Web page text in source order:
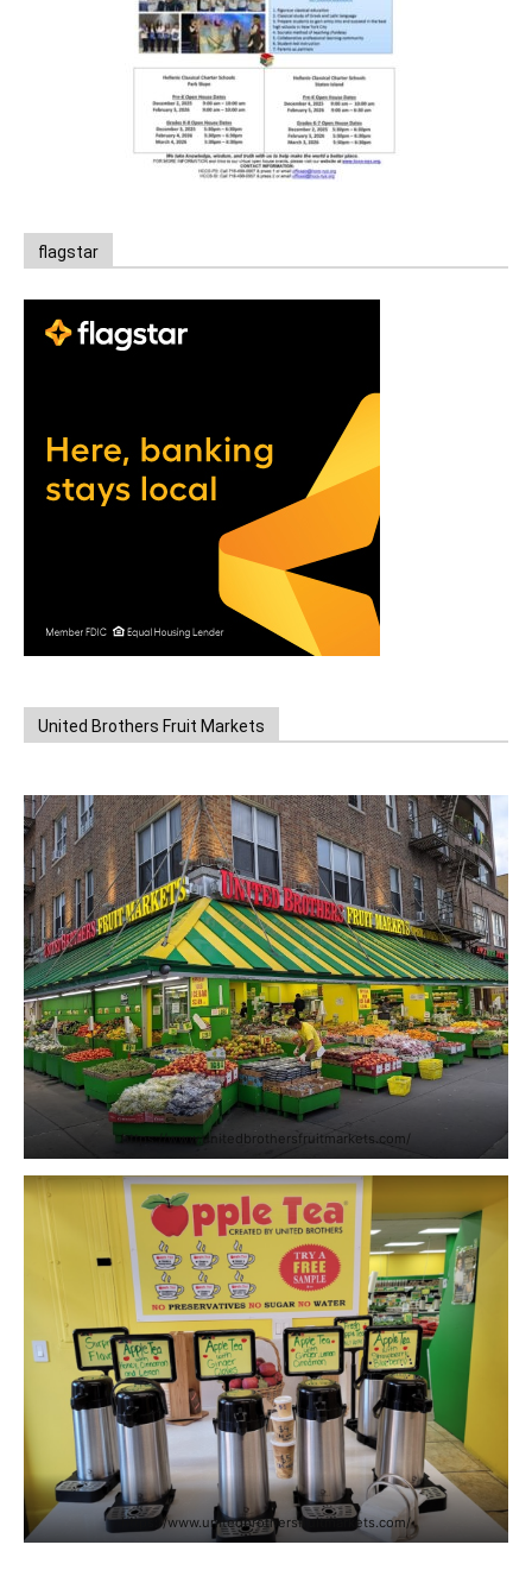
flagstar
United Brothers Fruit Markets
https://www.unitedbrothersfruitmarkets.com/
https://www.unitedbrothersfruitmarkets.com/